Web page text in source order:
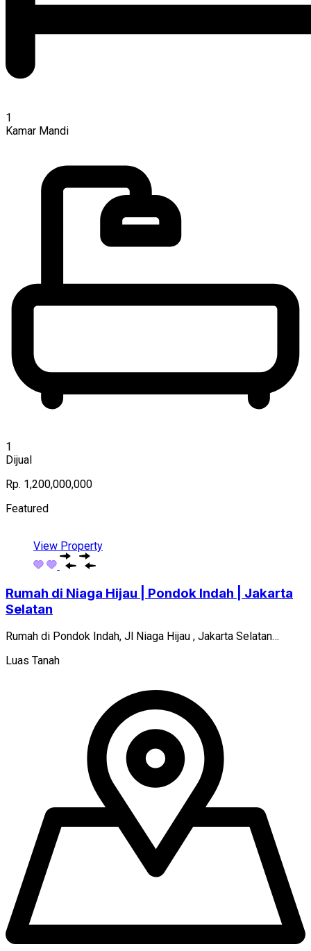
1
Kamar Mandi
1
Dijual
Rp. 1,200,000,000
Featured
View Property
Rumah di Niaga Hijau | Pondok Indah | Jakarta
Selatan
Rumah di Pondok Indah, Jl Niaga Hijau , Jakarta Selatan…
Luas Tanah